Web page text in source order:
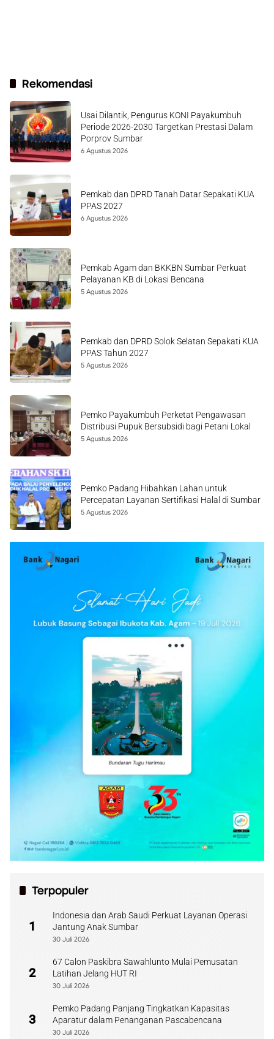
Rekomendasi
Usai Dilantik, Pengurus KONI Payakumbuh
Periode 2026-2030 Targetkan Prestasi Dalam
Porprov Sumbar
6 Agustus 2026
Pemkab dan DPRD Tanah Datar Sepakati KUA
PPAS 2027
6 Agustus 2026
Pemkab Agam dan BKKBN Sumbar Perkuat
Pelayanan KB di Lokasi Bencana
5 Agustus 2026
Pemkab dan DPRD Solok Selatan Sepakati KUA
PPAS Tahun 2027
5 Agustus 2026
Pemko Payakumbuh Perketat Pengawasan
Distribusi Pupuk Bersubsidi bagi Petani Lokal
5 Agustus 2026
Pemko Padang Hibahkan Lahan untuk
Percepatan Layanan Sertifikasi Halal di Sumbar
5 Agustus 2026
Terpopuler
1
Indonesia dan Arab Saudi Perkuat Layanan Operasi
Jantung Anak Sumbar
30 Juli 2026
2
67 Calon Paskibra Sawahlunto Mulai Pemusatan
Latihan Jelang HUT RI
30 Juli 2026
3
Pemko Padang Panjang Tingkatkan Kapasitas
Aparatur dalam Penanganan Pascabencana
30 Juli 2026